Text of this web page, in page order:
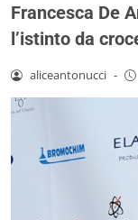
Francesca De
l’istinto da
aliceantonucci -